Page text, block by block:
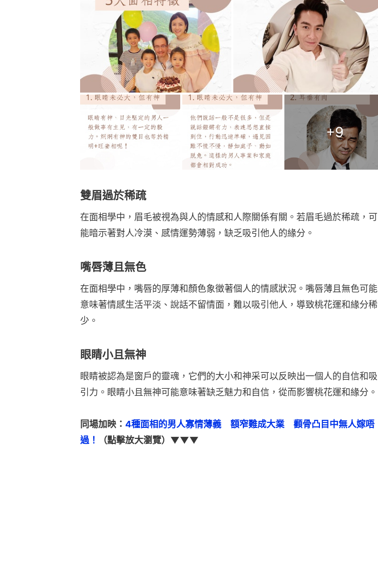
+9
雙眉過於稀疏
在面相學中，眉毛被視為與人的情感和人際關係有關。若眉毛過於稀疏，可
能暗示著對人冷漠、感情運勢薄弱，缺乏吸引他人的緣分。
嘴唇薄且無色
在面相學中，嘴唇的厚薄和顏色象徵著個人的情感狀況。嘴唇薄且無色可能
意味著情感生活平淡、說話不留情面，難以吸引他人，導致桃花運和緣分稀
少。
眼睛小且無神
眼睛被認為是窗戶的靈魂，它們的大小和神采可以反映出一個人的自信和吸
引力。眼睛小且無神可能意味著缺乏魅力和自信，從而影響桃花運和緣分。
同場加映： 4種面相的男人寡情薄義　額窄難成大業　顴骨凸目中無人嫁唔
過！
（點擊放大瀏覽）▼▼▼